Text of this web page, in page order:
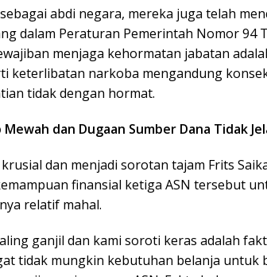
abdi negara, mereka juga telah
dalam Peraturan Pemerintah Nomor 94
menjaga kehormatan jabatan
keterlibatan narkoba mengandung
tidak dengan hormat.
Mewah dan Dugaan Sumber Dana Tidak
dan menjadi sorotan tajam Frits
finansial ketiga ASN tersebut
relatif mahal.
ganjil dan kami soroti keras adalah
tidak mungkin kebutuhan belanja